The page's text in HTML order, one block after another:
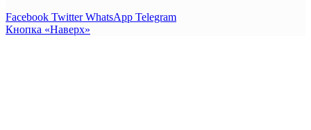
Facebook Twitter WhatsApp Telegram
Кнопка «Наверх»